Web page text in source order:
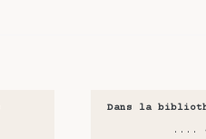
Dans la
····